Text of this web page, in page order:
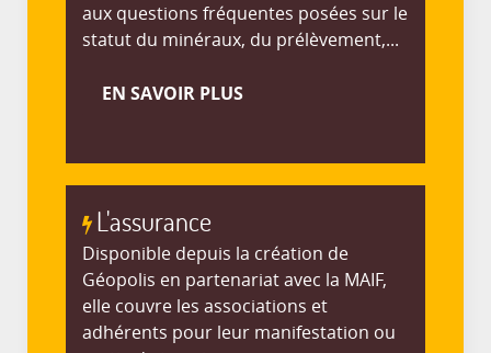
aux questions fréquentes posées sur le
statut du minéraux, du prélèvement,...
EN SAVOIR PLUS
L'assurance
Disponible depuis la création de
Géopolis en partenariat avec la MAIF,
elle couvre les associations et
adhérents pour leur manifestation ou